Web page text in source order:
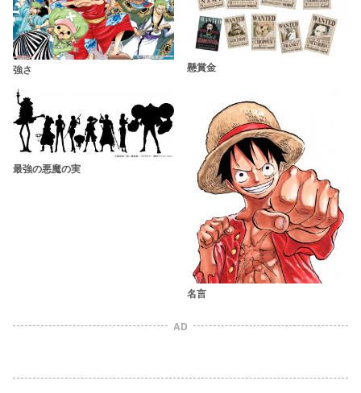
強さ 懸賞金
最強の悪魔の実
名言
AD